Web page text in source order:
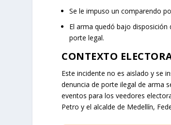
Se le impuso un comparendo
El arma quedó bajo
porte legal.
CONTEXTO
Este incidente no es aislado y se
denuncia de porte ilegal de arma
eventos para los veedores
Petro y el alcalde de Medellín,